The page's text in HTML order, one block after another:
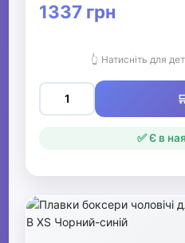
1337 грн
👆 Натисніть для
✅ Є в